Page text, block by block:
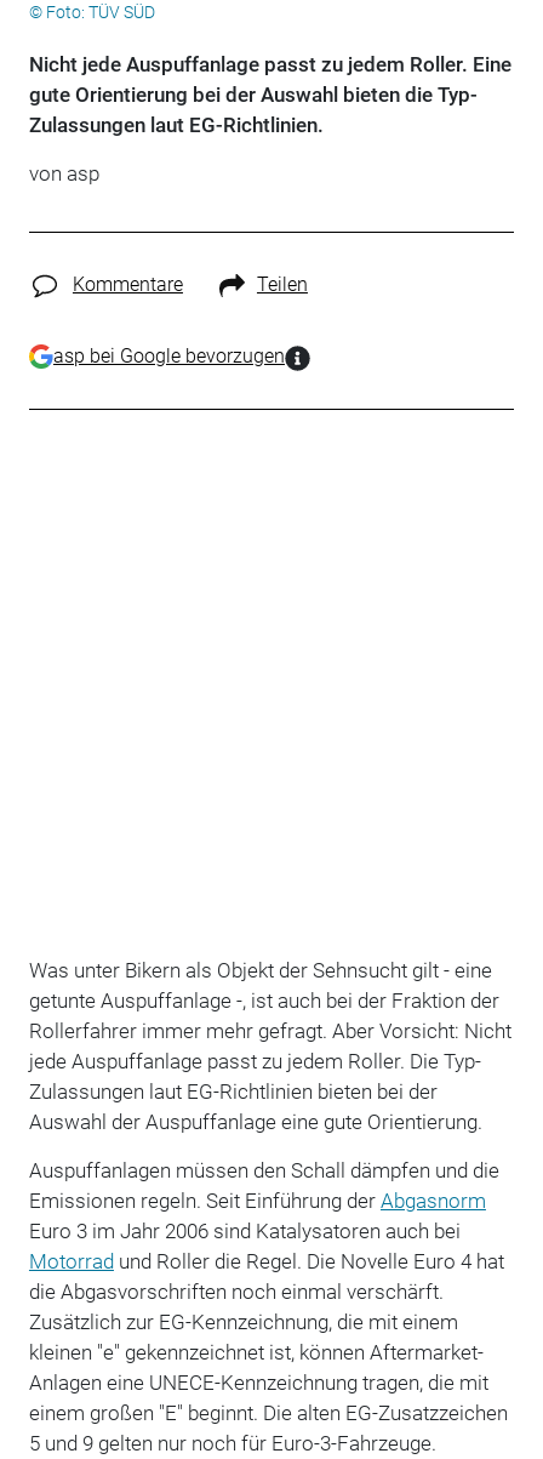
© Foto: TÜV SÜD
Nicht jede Auspuffanlage passt zu jedem Roller. Eine
gute Orientierung bei der Auswahl bieten die Typ-
Zulassungen laut EG-Richtlinien.
von asp
Kommentare Teilen
asp bei Google bevorzugen
Was unter Bikern als Objekt der Sehnsucht gilt - eine
getunte Auspuffanlage -, ist auch bei der Fraktion der
Rollerfahrer immer mehr gefragt. Aber Vorsicht: Nicht
jede Auspuffanlage passt zu jedem Roller. Die Typ-
Zulassungen laut EG-Richtlinien bieten bei der
Auswahl der Auspuffanlage eine gute Orientierung.
Auspuffanlagen müssen den Schall dämpfen und die
Emissionen regeln. Seit Einführung der Abgasnorm
Euro 3 im Jahr 2006 sind Katalysatoren auch bei
Motorradund Roller die Regel. Die Novelle Euro 4 hat
die Abgasvorschriften noch einmal verschärft.
Zusätzlich zur EG-Kenn­zeichnung, die mit einem
kleinen "e" gekennzeichnet ist, können Aftermarket-
Anlagen eine UNECE-Kennzeichnung tragen, die mit
einem großen "E" beginnt. Die alten EG-Zusatzzeichen
5 und 9 gelten nur noch für Euro-3-Fahrzeuge.